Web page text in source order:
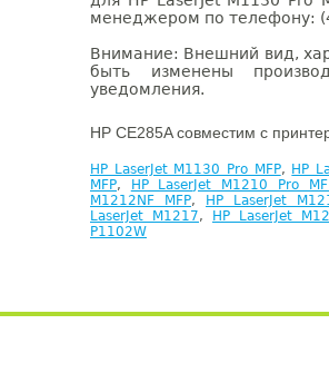
менеджером по телефону:
Внимание: Внешний вид,
быть изменены
уведомления.
HP CE285A совместим с
HP LaserJet M1130 Pro MFP, HP
MFP,
HP LaserJet M1210 Pro
M1212NF MFP,
HP LaserJet
LaserJet M1217,
HP LaserJet
P1102W